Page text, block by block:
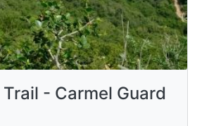
- Carmel Guard